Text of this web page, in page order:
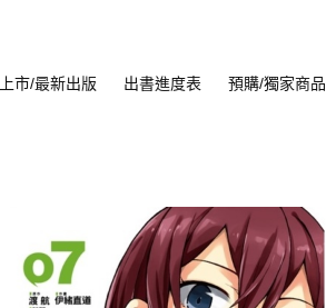
市/最新出版 出書進度表 預購/獨家商品